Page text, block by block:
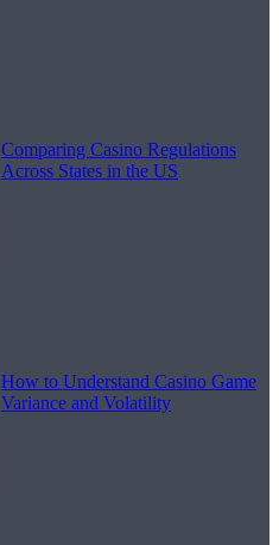
Comparing Casino Regulations
Across States in the US
How to Understand Casino Game
Variance and Volatility